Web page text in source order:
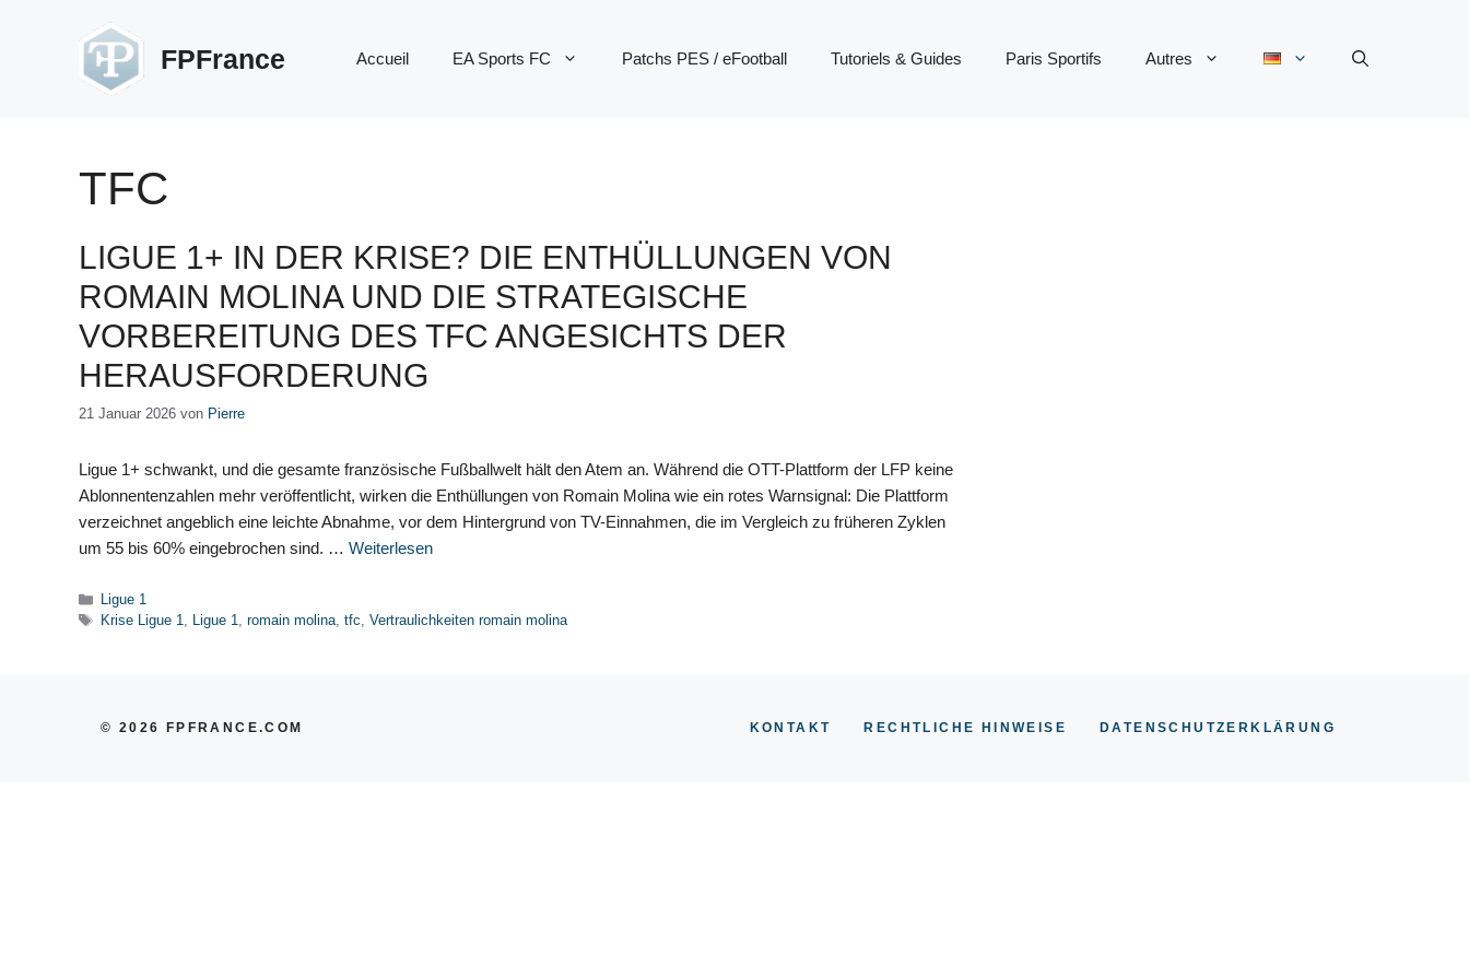
FPFrance Accueil EA Sports FC Patchs PES / eFootball Tutoriels & Guides Paris Sportifs Autres
TFC
LIGUE 1+ IN DER KRISE? DIE ENTHÜLLUNGEN VON
ROMAIN MOLINA UND DIE STRATEGISCHE
VORBEREITUNG DES TFC ANGESICHTS DER
HERAUSFORDERUNG
21 Januar 2026 von Pierre
Ligue 1+ schwankt, und die gesamte französische Fußballwelt hält den Atem an. Während die OTT-Plattform der LFP keine
Ablonnentenzahlen mehr veröffentlicht, wirken die Enthüllungen von Romain Molina wie ein rotes Warnsignal: Die Plattform
verzeichnet angeblich eine leichte Abnahme, vor dem Hintergrund von TV-Einnahmen, die im Vergleich zu früheren Zyklen
um 55 bis 60% eingebrochen sind. … Weiterlesen
Kategorien
Ligue 1
Schlagwörter
Krise Ligue 1, Ligue 1,romain molina,tfc,Vertraulichkeiten romain molina
© 2026 FPFRANCE.COM KONTAKT RECHTLICHE HINWEISE DATENSCHUTZERKLÄRUNG